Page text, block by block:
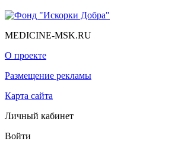
MEDICINE-MSK.RU
О проекте
Размещение рекламы
Карта сайта
Личный кабинет
Войти